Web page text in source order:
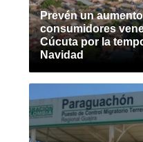
Prevén un
consumidores
Cúcuta por la
Navidad